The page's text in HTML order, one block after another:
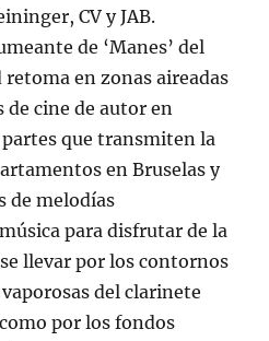
CV y JAB.
de ‘Manes’ del
en zonas aireadas
de cine de autor en
partes que transmiten la
en Bruselas y
de melodías
para disfrutar de la
llevar por los contornos
del clarinete
por los fondos